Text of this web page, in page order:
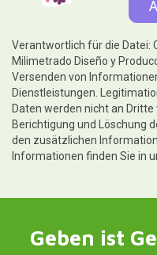
Verantwortlich für die Datei:
Milimetrado Diseño y
Versenden von
Dienstleistungen.
Daten werden nicht an
Berichtigung und Löschung
den zusätzlichen
Informationen finden Sie in
Geben ist